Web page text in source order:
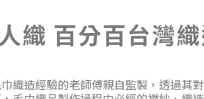
織 百分百台灣
織造經驗的老師傅親自監製，透過其